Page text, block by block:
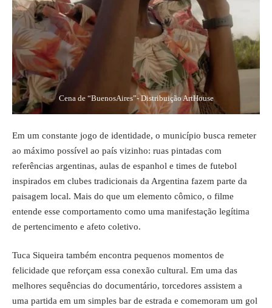
Cena de “BuenosAires”- Distribuição ArtHouse
Em um constante jogo de identidade, o município busca remeter
ao máximo possível ao país vizinho: ruas pintadas com
referências argentinas, aulas de espanhol e times de futebol
inspirados em clubes tradicionais da Argentina fazem parte da
paisagem local. Mais do que um elemento cômico, o filme
entende esse comportamento como uma manifestação legítima
de pertencimento e afeto coletivo.
Tuca Siqueira também encontra pequenos momentos de
felicidade que reforçam essa conexão cultural. Em uma das
melhores sequências do documentário, torcedores assistem a
uma partida em um simples bar de estrada e comemoram um gol